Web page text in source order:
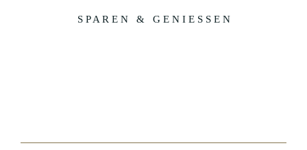
S P A R E N & G E N I E S S E N